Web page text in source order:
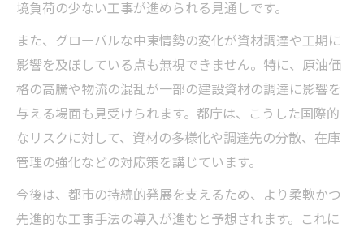
境負荷の少ない工事が進められる見通しです。
また、グローバルな中東情勢の変化が資材調達や工期に
影響を及ぼしている点も無視できません。特に、原油価
格の高騰や物流の混乱が一部の建設資材の調達に影響を
与える場面も見受けられます。都庁は、こうした国際的
なリスクに対して、資材の多様化や調達先の分散、在庫
管理の強化などの対応策を講じています。
今後は、都市の持続的発展を支えるため、より柔軟かつ
先進的な工事手法の導入が進むと予想されます。これに